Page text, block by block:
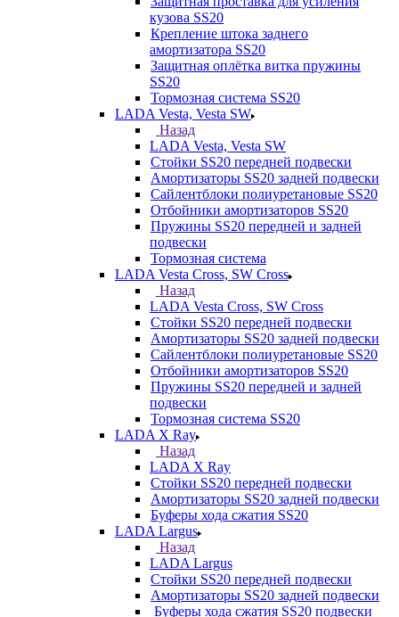
кузова SS20
Крепление штока заднего
амортизатора SS20
Защитная оплётка витка пружины
SS20
Тормозная система SS20
LADA Vesta, Vesta SW
Назад
LADA Vesta, Vesta SW
Стойки SS20 передней подвески
Амортизаторы SS20 задней подвески
Сайлентблоки полиуретановые SS20
Отбойники амортизаторов SS20
Пружины SS20 передней и задней
подвески
Тормозная система
LADA Vesta Cross, SW Cross
Назад
LADA Vesta Cross, SW Cross
Стойки SS20 передней подвески
Амортизаторы SS20 задней подвески
Сайлентблоки полиуретановые SS20
Отбойники амортизаторов SS20
Пружины SS20 передней и задней
подвески
Тормозная система SS20
LADA X Ray
Назад
LADA X Ray
Стойки SS20 передней подвески
Амортизаторы SS20 задней подвески
Буферы хода сжатия SS20
LADA Largus
Назад
LADA Largus
Стойки SS20 передней подвески
Амортизаторы SS20 задней подвески
Буферы хода сжатия SS20 подвески